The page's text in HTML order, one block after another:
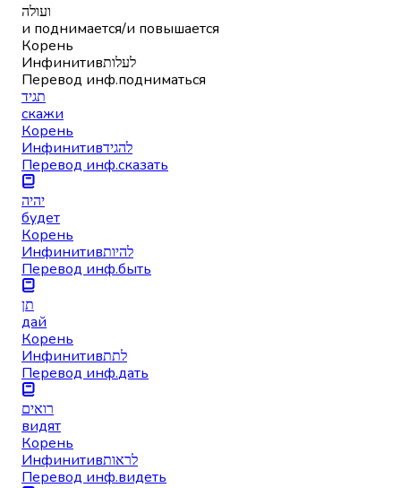
ועולה
и поднимается/и повышается
Корень
Инфинитивלעלות
Перевод инф.подниматься
תגיד
скажи
Корень
Инфинитивלהגיד
Перевод инф.сказать
יהיה
будет
Корень
Инфинитивלהיות
Перевод инф.быть
תן
дай
Корень
Инфинитивלתת
Перевод инф.дать
רואים
видят
Корень
Инфинитивלראות
Перевод инф.видеть